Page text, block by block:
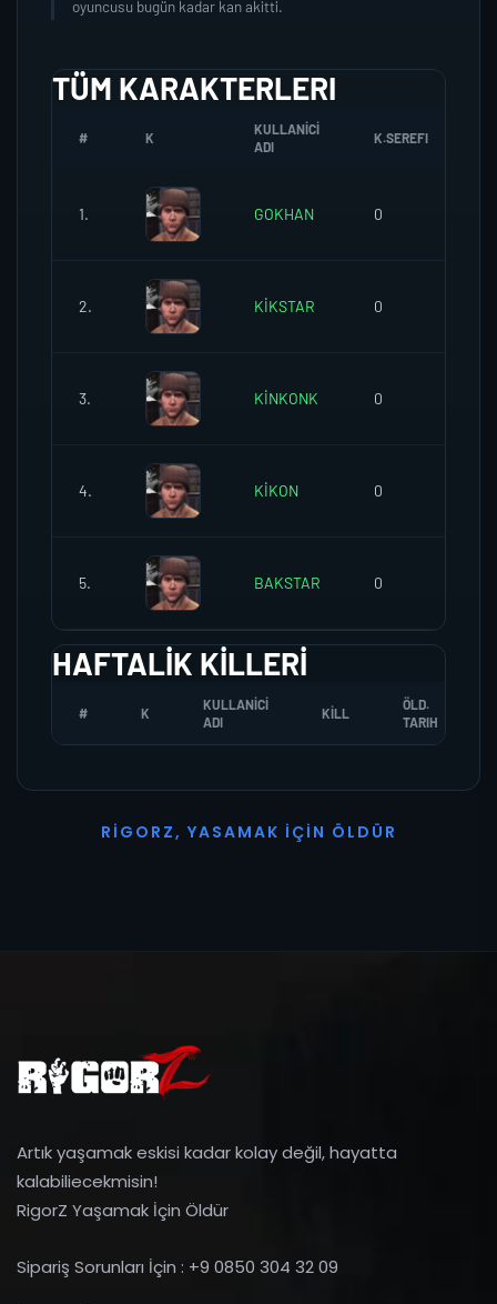
oyuncusu bugün kadar kan akitti.
TÜM KARAKTERLERI
# K
KULLANICI
ADI
K.SEREFI
1. GOKHAN 0
2. KİKSTAR 0
3. KİNKONK 0
4. KİKON 0
5. BAKSTAR 0
HAFTALIK KILLERI
# K
KULLANICI
ADI
KILL
ÖLD.
TARIH
R I G O R Z, YASAMAK İ ÇI N Ö L D Ü R
Artık yaşamak eskisi kadar kolay değil, hayatta
kalabiliecekmisin!
RigorZ Yaşamak İçin Öldür
Sipariş Sorunları İçin : +9 0850 304 32 09